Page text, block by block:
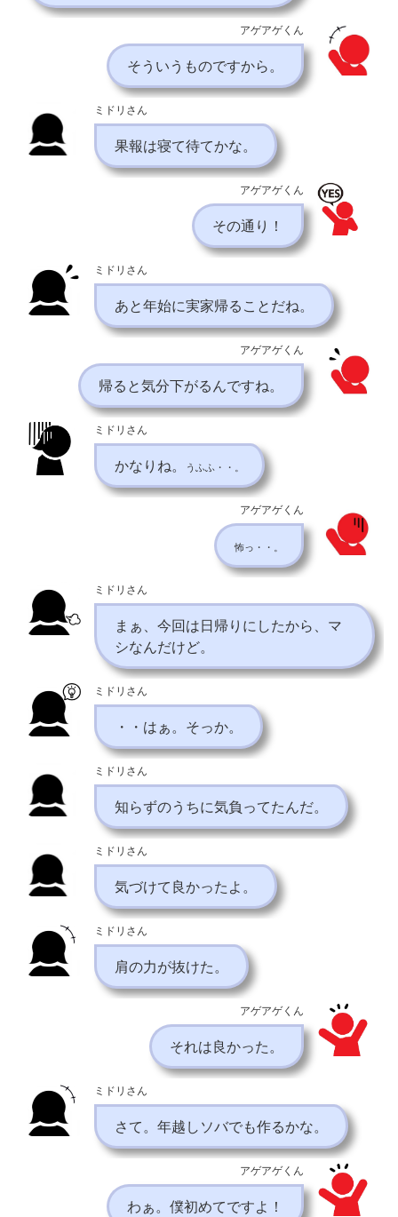
アゲアゲくん
そういうものですから。
ミドリさん
果報は寝て待てかな。
アゲアゲくん
その通り！
ミドリさん
あと年始に実家帰ることだね。
アゲアゲくん
帰ると気分下がるんですね。
ミドリさん
かなりね。 うふふ・・。
アゲアゲくん
怖っ・・。
ミドリさん
まぁ、今回は日帰りにしたから、マ
シなんだけど。
ミドリさん
・・はぁ。そっか。
ミドリさん
知らずのうちに気負ってたんだ。
ミドリさん
気づけて良かったよ。
ミドリさん
肩の力が抜けた。
アゲアゲくん
それは良かった。
ミドリさん
さて。年越しソバでも作るかな。
アゲアゲくん
わぁ。僕初めてですよ！